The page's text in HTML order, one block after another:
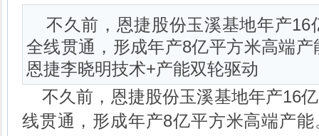
不久前，恩捷股份玉溪基地年产16
全线贯通，形成年产8亿平方米高端
恩捷李晓明技术+产能双轮驱动
不久前，恩捷股份玉溪基地年产16
线贯通，形成年产8亿平方米高端产